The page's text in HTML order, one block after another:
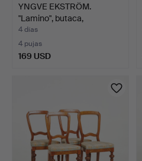
YNGVE EKSTRÖM.
"Lamino", butaca,
estructur…
4 días
4 pujas
169 USD